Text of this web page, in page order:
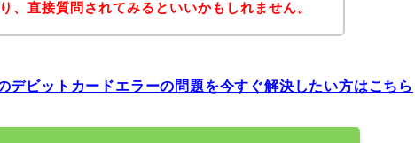
、直接質問されてみるといいかもしれません。
デビットカードエラーの問題を今すぐ解決したい方はこちら